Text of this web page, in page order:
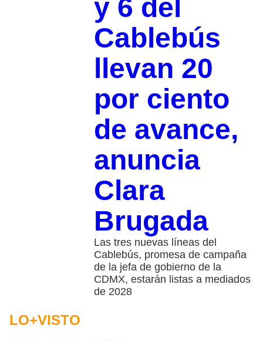
y 6 del
Cablebús
llevan 20
por ciento
de avance,
anuncia
Clara
Brugada
Las tres nuevas líneas del
Cablebús, promesa de campaña
de la jefa de gobierno de la
CDMX, estarán listas a mediados
de 2028
LO+VISTO